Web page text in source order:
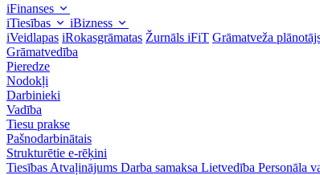
iFinanses
iTiesības
iBizness
iVeidlapas iRokasgrāmatas Žurnāls iFiT Grāmatveža
Grāmatvedība
Pieredze
Nodokļi
Darbinieki
Vadība
Tiesu prakse
Pašnodarbinātais
Strukturētie e-rēķini
Tiesības Atvaļinājums Darba samaksa Lietvedība Personāla